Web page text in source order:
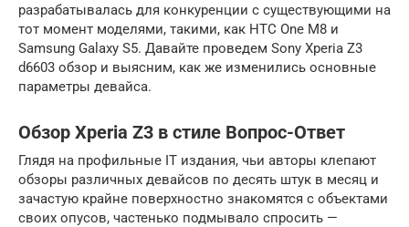
разрабатывалась для конкуренции с существующими на
тот момент моделями, такими, как HTC One M8 и
Samsung Galaxy S5. Давайте проведем Sony Xperia Z3
d6603 обзор и выясним, как же изменились основные
параметры девайса.
Обзор Xperia Z3 в стиле Вопрос-Ответ
Глядя на профильные IT издания, чьи авторы клепают
обзоры различных девайсов по десять штук в месяц и
зачастую крайне поверхностно знакомятся с объектами
своих опусов, частенько подмывало спросить —